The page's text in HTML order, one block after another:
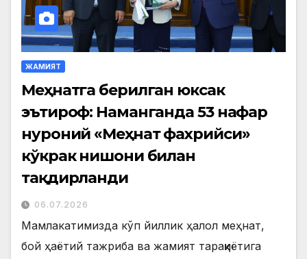
ЖАМИЯТ
Меҳнатга берилган юксак
эътироф: Наманганда 53 нафар
нуроний «Меҳнат фахрийси»
кўкрак нишони билан
тақдирланди
06.07.2026
Мамлакатимизда кўп йиллик ҳалол меҳнат,
бой ҳаётий тажриба ва жамият тараққиётига